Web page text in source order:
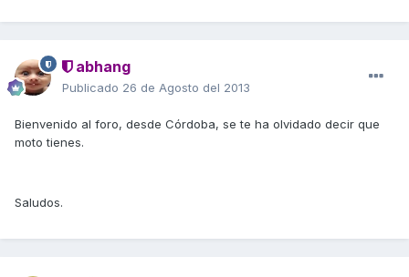
abhang
Publicado 26 de Agosto del 2013
Bienvenido al foro, desde Córdoba, se te ha olvidado decir que
moto tienes.
Saludos.